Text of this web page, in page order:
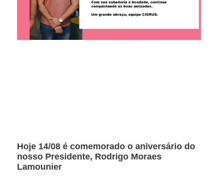
Hoje 14/08 é comemorado o aniversário do
nosso Presidente, Rodrigo Moraes
Lamounier